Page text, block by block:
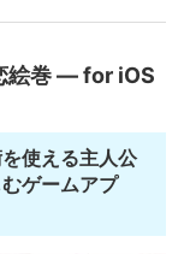
絵巻 ― for iOS
使える主人公
ゲームアプ